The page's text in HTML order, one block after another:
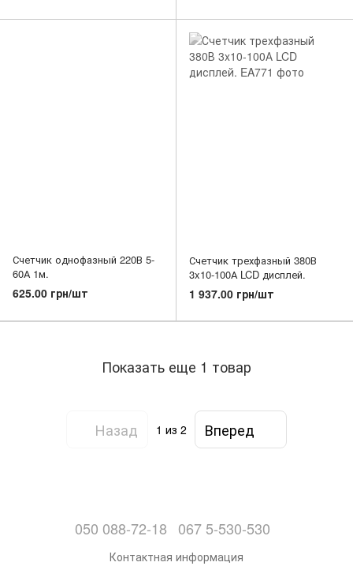
Счетчик однофазный 220В 5-
60А 1м.
625.00 грн/шт
Счетчик трехфазный 380В
3x10-100А LCD дисплей.
1 937.00 грн/шт
Показать еще 1 товар
Назад 1 из 2 Вперед
050 088-72-18 067 5-530-530
Контактная информация